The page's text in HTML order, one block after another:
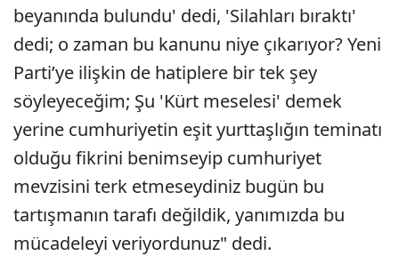
beyanında bulundu' dedi, 'Silahları bıraktı'
dedi; o zaman bu kanunu niye çıkarıyor? Yeni
Parti’ye ilişkin de hatiplere bir tek şey
söyleyeceğim; Şu 'Kürt meselesi' demek
yerine cumhuriyetin eşit yurttaşlığın teminatı
olduğu fikrini benimseyip cumhuriyet
mevzisini terk etmeseydiniz bugün bu
tartışmanın tarafı değildik, yanımızda bu
mücadeleyi veriyordunuz" dedi.